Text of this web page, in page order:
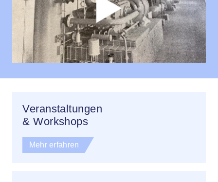
Veranstaltungen
& Workshops
Mehr erfahren